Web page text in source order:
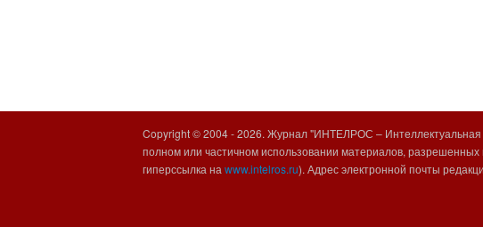
Copyright © 2004 -2026. Журнал "ИНТЕЛРОС –
полном или частичном использовании материалов,
гиперссылка на www.intelros.ru). Адрес электронной почты